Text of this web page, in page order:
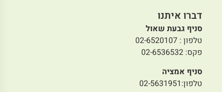
דברו איתנו
סניף גבעת שאול
טלפון : 02-6520107
פקס: 02-6536532
סניף אמציה
טלפון:02-5631951